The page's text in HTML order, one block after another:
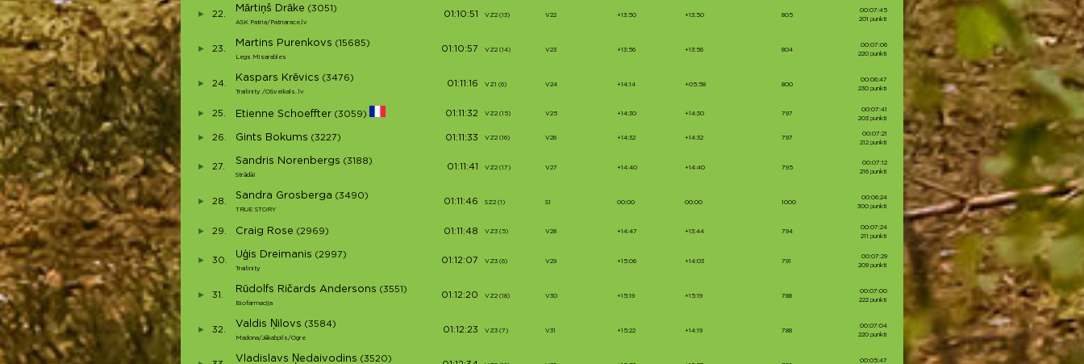
22.
Mārtiņš Drāke (3051)
ASK Patria/Patriarace.lv
01:10:51 VZ2 (13) V22 +13:50 +13:50 805
00:07:45
201 punkti
23.
Martins Purenkovs (15685)
Legs Misarables
01:10:57 VZ2 (14) V23 +13:56 +13:56 804
00:07:06
220 punkti
24.
Kaspars Krēvics (3476)
Trailinity /OSveikals. lv
01:11:16 VZ1 (6) V24 +14:14 +05:58 800
00:06:47
230 punkti
25. Etienne Schoeffter (3059) 01:11:32 VZ2 (15) V25 +14:30 +14:30 797
00:07:41
203 punkti
26. Gints Bokums (3227) 01:11:33 VZ2 (16) V26 +14:32 +14:32 797
00:07:21
212 punkti
27.
Sandris Norenbergs (3188)
Strādā!
01:11:41 VZ2 (17) V27 +14:40 +14:40 795
00:07:12
216 punkti
28.
Sandra Grosberga (3490)
TRUE STORY
01:11:46 SZ2 (1) S1 00:00 00:00 1000
00:06:24
300 punkti
29. Craig Rose (2969) 01:11:48 VZ3 (5) V28 +14:47 +13:44 794
00:07:24
211 punkti
30.
Uģis Dreimanis (2997)
Trailinity
01:12:07 VZ3 (6) V29 +15:06 +14:03 791
00:07:29
209 punkti
31.
Rūdolfs Ričards Andersons (3551)
Biofarmacija
01:12:20 VZ2 (18) V30 +15:19 +15:19 788
00:07:00
222 punkti
32.
Valdis Ņilovs (3584)
Madona/Jēkabpils/Ogre
01:12:23 VZ3 (7) V31 +15:22 +14:19 788
00:07:04
220 punkti
Vladislavs Ņedaivodins (3520)
00:05:47